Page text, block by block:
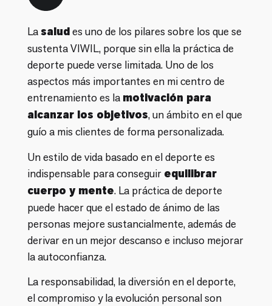
Lasaludes uno de los pilares sobre los que se
sustenta VIWIL, porque sin ella la práctica de
deporte puede verse limitada. Uno de los
aspectos más importantes en mi centro de
entrenamiento es la motivación para
alcanzar los objetivos, un ámbito en el que
guío a mis clientes de forma personalizada.
Un estilo de vida basado en el deporte es
indispensable para conseguir equilibrar
cuerpo y mente. La práctica de deporte
puede hacer que el estado de ánimo de las
personas mejore sustancialmente, además de
derivar en un mejor descanso e incluso mejorar
la autoconfianza.
La responsabilidad, la diversión en el deporte,
el compromiso y la evolución personal son